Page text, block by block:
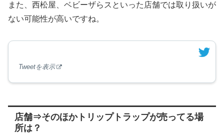
また、西松屋、ベビーザらスといった店舗では取り扱いが
ない可能性が高いですね。
Tweetを表示
店舗⇒そのほかトリップトラップが売ってる場
所は？